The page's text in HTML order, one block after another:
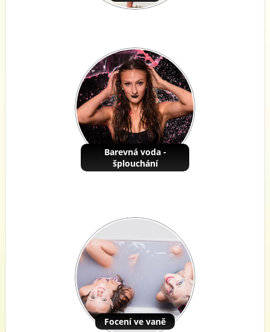
Barevná voda -
šplouchání
Focení ve vaně